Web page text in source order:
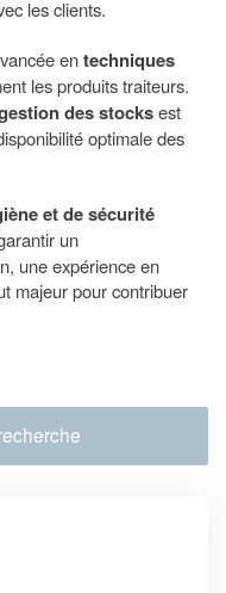
les clients.
entechniques
les produits traiteurs.
des stocksest
optimale des
et de sécurité
un
une expérience en
majeur pour contribuer